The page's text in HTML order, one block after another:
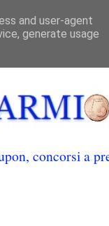
concorsi a
and user-agent
generate usage